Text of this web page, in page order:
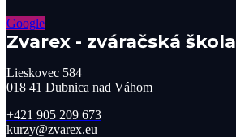
Google
Zvarex - zváračská škola
Lieskovec 584
018 41 Dubnica nad Váhom​
+421 905 209 673​
kurzy@zvarex.eu